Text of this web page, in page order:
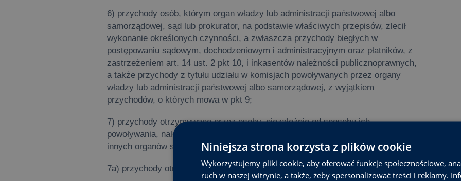
6) przychody osób, którym organ władzy lub administracji państwowej albo
samorządowej, sąd lub prokurator, na podstawie właściwych przepisów, zlecił
wykonanie określonych czynności, a zwłaszcza przychody biegłych w
postępowaniu sądowym, dochodzeniowym i administracyjnym oraz płatników, z
zastrzeżeniem art. 14 ust. 2 pkt 10, i inkasentów należności publicznoprawnych,
a także przychody z tytułu udziału w komisjach powoływanych przez organy
władzy lub administracji państwowej albo samorządowej, z wyjątkiem
przychodów, o których mowa w pkt 9;
7) przychody otrzymywane przez osoby, niezależnie od sposobu ich
powoływania, należące do składu zarządów, rad nadzorczych, komisji lub
innych organów stanowiących osób prawnych;
7a) przychody otrzymywane przez członków Rady Mediów Narodowych;
Niniejsza strona korzysta z plików cookie
Wykorzystujemy pliki cookie, aby oferować funkcje społecznościowe,
ruch w naszej witrynie, a także, żeby spersonalizować treści i reklamy.